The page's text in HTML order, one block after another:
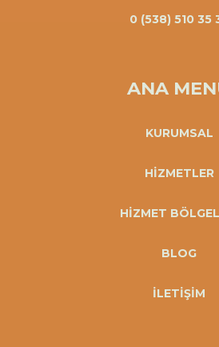
0 (538) 510 35
ANA
KURUMSAL
HİZMETLER
HİZMET
BLOG
İLETİŞİM